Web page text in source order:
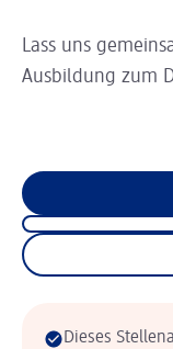
Lass uns
Ausbildung zum
Dieses